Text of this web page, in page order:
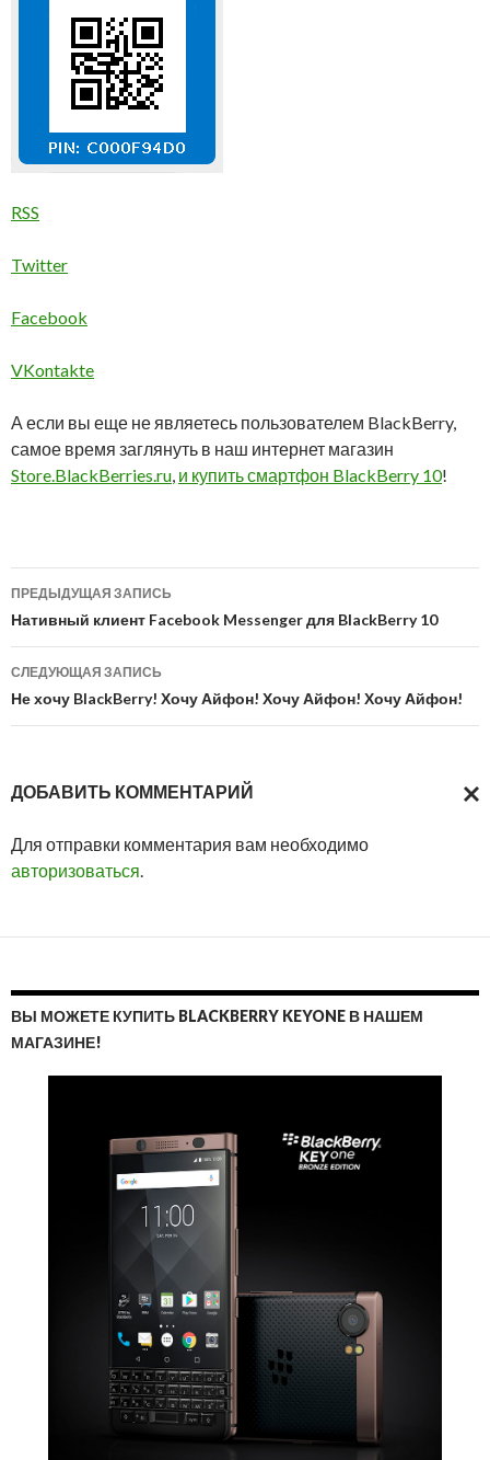
RSS
Twitter
Facebook
VKontakte
А если вы еще не являетесь пользователем BlackBerry,
самое время заглянуть в наш интернет магазин
Store.BlackBerries.ru и купить смартфон BlackBerry 10!
Навигация
по
записям
ПРЕДЫДУЩАЯ ЗАПИСЬ
Нативный клиент Facebook Messenger для BlackBerry 10
СЛЕДУЮЩАЯ ЗАПИСЬ
Не хочу BlackBerry! Хочу Айфон! Хочу Айфон! Хочу Айфон!
ДОБАВИТЬ КОММЕНТАРИЙ
Для отправки комментария вам необходимо
авторизоваться
ВЫ МОЖЕТЕ КУПИТЬ BLACKBERRY KEYONE В НАШЕМ
МАГАЗИНЕ!